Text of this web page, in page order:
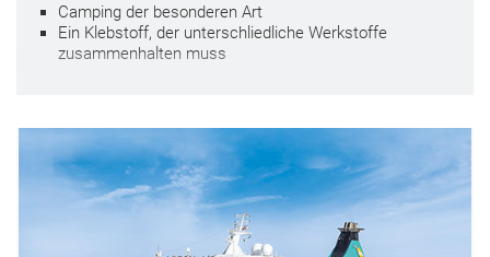
Camping der besonderen Art
Ein Klebstoff, der unterschliedliche Werkstoffe
zusammenhalten muss